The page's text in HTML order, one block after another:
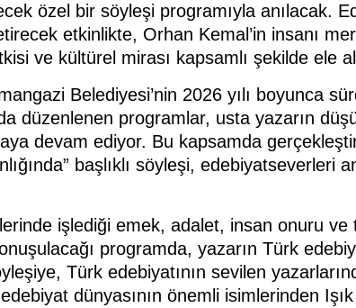
özel bir söyleşi programıyla anılacak.
etkinlikte, Orhan Kemal’in insanı
ve kültürel mirası kapsamlı şekilde ele
Belediyesi’nin 2026 yılı boyunca
düzenlenen programlar, usta yazarın
devam ediyor. Bu kapsamda
başlıklı söyleşi, edebiyatseverleri
işlediği emek, adalet, insan onuru ve
programda, yazarın Türk
Türk edebiyatının sevilen
dünyasının önemli isimlerinden